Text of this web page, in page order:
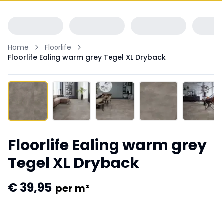
Home
Floorlife
Floorlife Ealing warm grey Tegel XL Dryback
Floorlife Ealing warm grey
Tegel XL Dryback
€ 39,95 per m²